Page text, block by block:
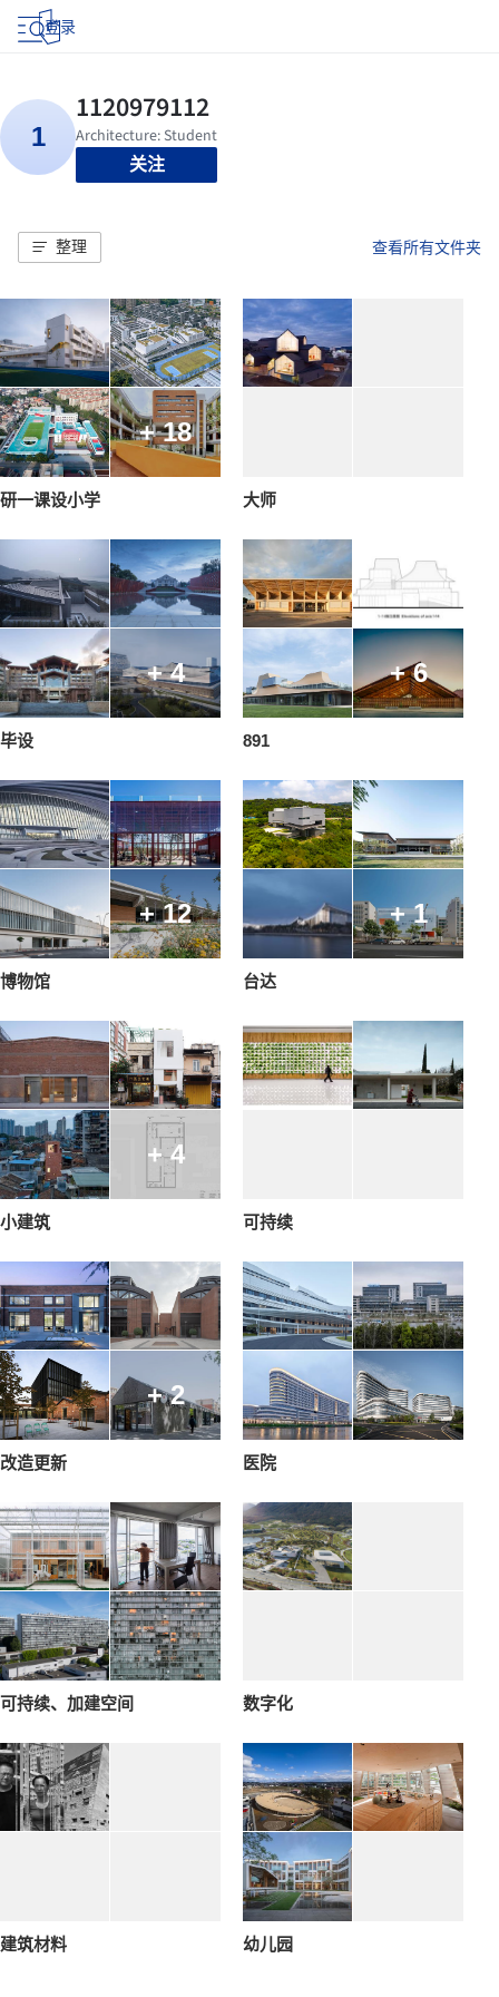
登录
关注
整理 查看所有文件夹
+ 18
研一课设小学 大师
+ 4
毕设
+ 6
891
+ 12
博物馆
+ 1
台达
+ 4
小建筑 可持续
+ 2
改造更新 医院
可持续、加建空间 数字化
建筑材料 幼儿园